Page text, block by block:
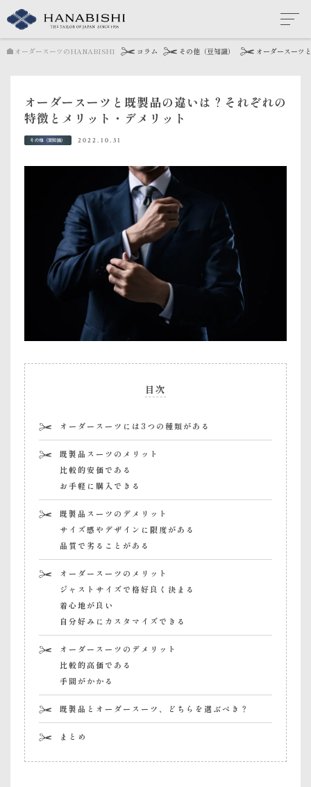
オーダースーツのHANABISHI コラム その他（豆知識） オーダースーツ
オーダースーツと既製品の違いは？それぞれの
特徴とメリット・デメリット
その他（豆知識） 2022.10.31
目次
オーダースーツには3つの種類がある
既製品スーツのメリット
比較的安価である
お手軽に購入できる
既製品スーツのデメリット
サイズ感やデザインに限度がある
品質で劣ることがある
オーダースーツのメリット
ジャストサイズで格好良く決まる
着心地が良い
自分好みにカスタマイズできる
オーダースーツのデメリット
比較的高価である
手間がかかる
既製品とオーダースーツ、どちらを選ぶべき？
まとめ